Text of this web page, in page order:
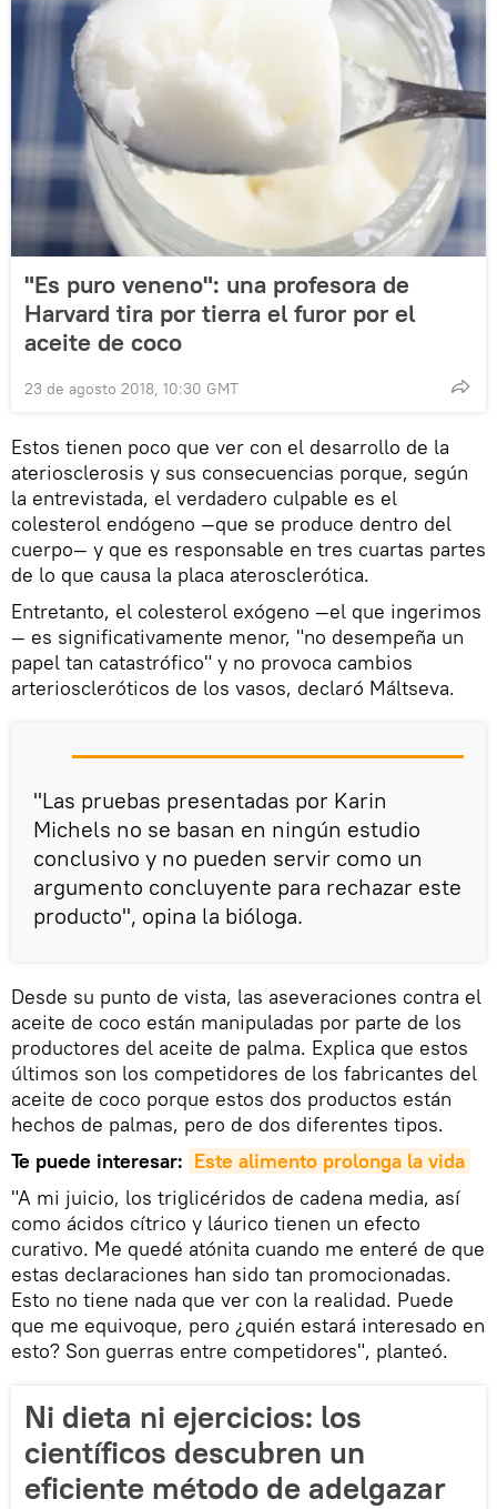
"Es puro veneno": una profesora de
Harvard tira por tierra el furor por el
aceite de coco
23 de agosto 2018, 10:30 GMT
Estos tienen poco que ver con el desarrollo de la
ateriosclerosis y sus consecuencias porque, según
la entrevistada, el verdadero culpable es el
colesterol endógeno —que se produce dentro del
cuerpo— y que es responsable en tres cuartas partes
de lo que causa la placa aterosclerótica.
Entretanto, el colesterol exógeno —el que ingerimos
— es significativamente menor, "no desempeña un
papel tan catastrófico" y no provoca cambios
arterioscleróticos de los vasos, declaró Máltseva.
"Las pruebas presentadas por Karin
Michels no se basan en ningún estudio
conclusivo y no pueden servir como un
argumento concluyente para rechazar este
producto", opina la bióloga.
Desde su punto de vista, las aseveraciones contra el
aceite de coco están manipuladas por parte de los
productores del aceite de palma. Explica que estos
últimos son los competidores de los fabricantes del
aceite de coco porque estos dos productos están
hechos de palmas, pero de dos diferentes tipos.
Te puede interesar: Este alimento prolonga la vida
"A mi juicio, los triglicéridos de cadena media, así
como ácidos cítrico y láurico tienen un efecto
curativo. Me quedé atónita cuando me enteré de que
estas declaraciones han sido tan promocionadas.
Esto no tiene nada que ver con la realidad. Puede
que me equivoque, pero ¿quién estará interesado en
esto? Son guerras entre competidores", planteó.
Ni dieta ni ejercicios: los
científicos descubren un
eficiente método de adelgazar